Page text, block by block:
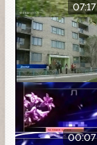
07:17
00:07